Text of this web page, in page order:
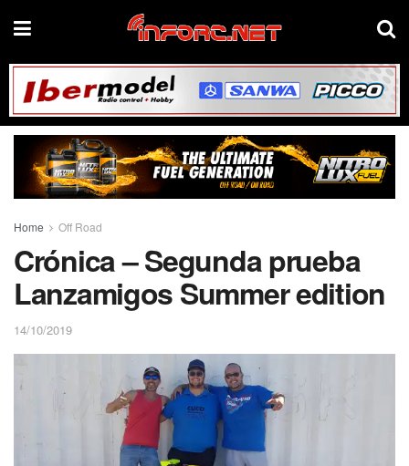
Home Off Road
Crónica – Segunda prueba
Lanzamigos Summer edition
14/10/2019